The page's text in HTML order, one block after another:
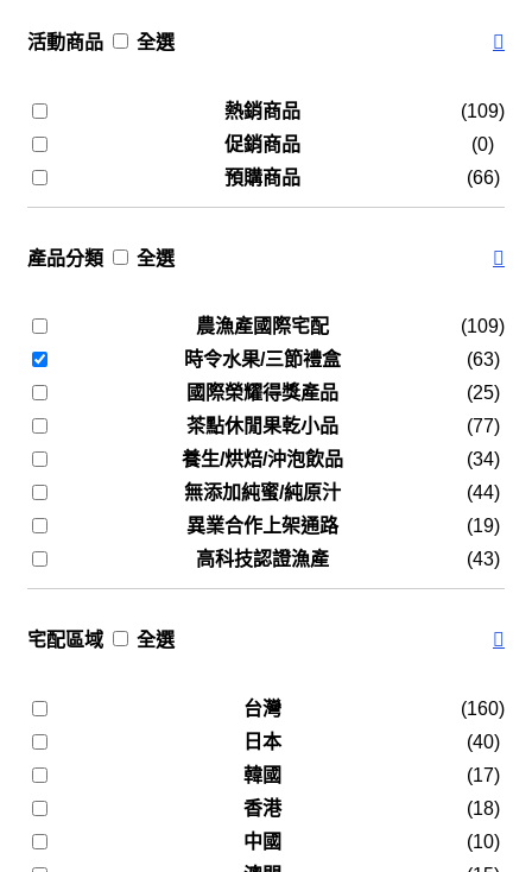
活動商品 全選
熱銷商品
(109)
促銷商品
(0)
預購商品
(66)
產品分類 全選
農漁產國際宅配
(109)
時令水果/三節禮盒
(63)
國際榮耀得獎產品
(25)
茶點休閒果乾小品
(77)
養生/烘焙/沖泡飲品
(34)
無添加純蜜/純原汁
(44)
異業合作上架通路
(19)
高科技認證漁產
(43)
宅配區域 全選
台灣
(160)
日本
(40)
韓國
(17)
香港
(18)
中國
(10)